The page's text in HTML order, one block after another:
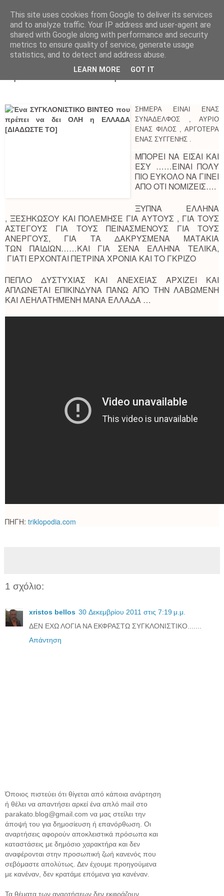
Parakato.gr
Ένα ΣΥΓΚΛΟΝΙΣΤΙΚΟ ΒΙΝΤΕΟ που
πρέπει να δει ΟΛΗ η ΕΛΛΑΔΑ
ΣΗΜΕΡΑ ΕΙΝΑΙ ΕΝΑΣ
ΣΥΝΑΔΕΛΦΟΣ , ΑΥΡΙΟ
ΕΝΑΣ ΦΙΛΟΣ , ΑΡΓΟΤΕΡΑ
ΕΝΑΣ ΣΥΓΓΕΝΗΣ .
ΜΠΟΡΕΙ ΝΑ ΕΙΣΑΙ ΚΑΙ
ΕΣΥ ……ΕΙΝΑΙ ΠΟΛΥ
ΠΙΟ ΕΥΚΟΛΟ ΝΑ ΓΙΝΕΙ
ΑΠΟ ΟΤΙ ΝΟΜΙΖΕΙΣ….
ΞΥΠΝΑ ΕΛΛΗΝΑ
, ΞΕΣΗΚΩΣΟΥ ΚΑΙ ΠΟΛΕΜΗΣΕ ΓΙΑ ΑΥΤΟΥΣ , ΓΙΑ ΤΟΥΣ
ΑΣΤΕΓΟΥΣ ΓΙΑ ΤΟΥΣ ΠΕΙΝΑΣΜΕΝΟΥΣ ΓΙΑ ΤΟΥΣ
ΑΝΕΡΓΟΥΣ, ΓΙΑ ΤΑ ΔΑΚΡΥΣΜΕΝΑ ΜΑΤΑΚΙΑ
ΤΩΝ ΠΑΙΔΙΩΝ……ΚΑΙ ΓΙΑ ΣΕΝΑ ΕΛΛΗΝΑ ΤΕΛΙΚΑ,
ΓΙΑΤΙ ΕΡΧΟΝΤΑΙ ΠΕΤΡΙΝΑ ΧΡΟΝΙΑ ΚΑΙ ΤΟ ΓΚΡΙΖΟ
ΠΕΠΛΟ ΔΥΣΤΥΧΙΑΣ ΚΑΙ ΑΝΕΧΕΙΑΣ ΑΡΧΙΖΕΙ ΚΑΙ
ΑΠΛΩΝΕΤΑΙ ΕΠΙΚΙΝΔΥΝΑ ΠΑΝΩ ΑΠΟ ΤΗΝ ΛΑΒΩΜΕΝΗ
ΚΑΙ ΛΕΗΛΑΤΗΜΕΝΗ ΜΑΝΑ ΕΛΛΑΔΑ …
ΠΗΓΗ: triklopodia.com
1 σχόλιο:
xristos bellos 30 Δεκεμβρίου 2011 στις 7:19 μ.μ.
ΔΕΝ ΕΧΩ ΛΟΓΙΑ ΝΑ ΕΚΦΡΑΣΤΩ ΣΥΓΚΛΟΝΙΣΤΙΚΟ.......
Απάντηση
Όποιος πιστεύει ότι θίγεται από κάποια ανάρτηση
ή θέλει να απαντήσει αρκεί ένα απλό mail στο
parakato.blog@gmail.com να μας στείλει την
άποψή του για δημοσίευση ή επανόρθωση. Οι
αναρτήσεις αφορούν αποκλειστικά πρόσωπα και
καταστάσεις με δημόσιο χαρακτήρα και δεν
αναφέρονται στην προσωπική ζωή κανενός που
σεβόμαστε απολύτως. Δεν έχουμε προηγούμενα
με κανέναν, δεν κρατάμε επόμενα για κανέναν.
Τα θέματα των αναρτήσεων δεν εκφράζουν
This site uses cookies from Google to deliver its services
and to analyze traffic. Your IP address and user-agent are
shared with Google along with performance and security
metrics to ensure quality of service, generate usage
statistics, and to detect and address abuse.
LEARN MORE GOT IT